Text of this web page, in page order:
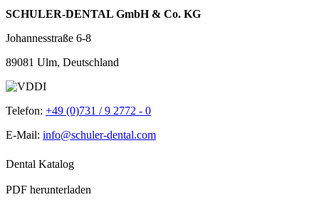
SCHULER-DENTAL GmbH & Co. KG
Johannesstraße 6-8
89081 Ulm, Deutschland
Telefon: +49 (0)731 / 9 2772 - 0
E-Mail: info@schuler-dental.com
Dental Katalog
PDF herunterladen